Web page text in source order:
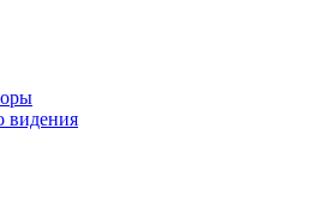
видения